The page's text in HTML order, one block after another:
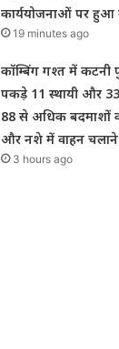
कार्ययोजनाओं पर
19 minutes ago
कॉम्बिंग गश्त में कटनी
पकड़े 11 स्थायी और 33
88 से अधिक बदमाशों
और नशे में वाहन चलाने
3 hours ago